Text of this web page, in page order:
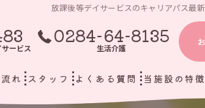
放課後等デイサービスのキャリアパス最
ービス
0284-64-8135
生活介護
れ スタッフ よくある質問 当施設の特徴